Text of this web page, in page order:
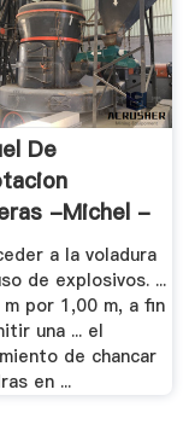
De
-Michel -
a la voladura
de explosivos. ...
por 1,00 m, a fin
una ... el
de chancar
en ...